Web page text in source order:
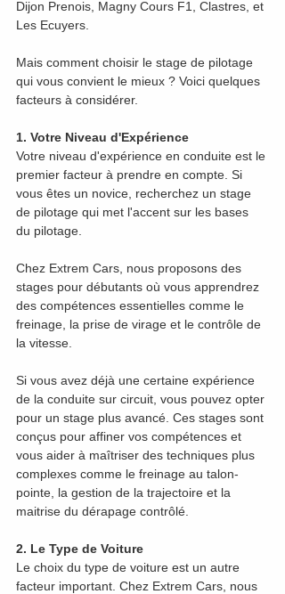
Dijon Prenois, Magny Cours F1, Clastres, et
Les Ecuyers.
Mais comment choisir le stage de pilotage
qui vous convient le mieux ? Voici quelques
facteurs à considérer.
1. Votre Niveau d'Expérience
Votre niveau d'expérience en conduite est le
premier facteur à prendre en compte. Si
vous êtes un novice, recherchez un stage
de pilotage qui met l'accent sur les bases
du pilotage.
Chez Extrem Cars, nous proposons des
stages pour débutants où vous apprendrez
des compétences essentielles comme le
freinage, la prise de virage et le contrôle de
la vitesse.
Si vous avez déjà une certaine expérience
de la conduite sur circuit, vous pouvez opter
pour un stage plus avancé. Ces stages sont
conçus pour affiner vos compétences et
vous aider à maîtriser des techniques plus
complexes comme le freinage au talon-
pointe, la gestion de la trajectoire et la
maitrise du dérapage contrôlé.
2. Le Type de Voiture
Le choix du type de voiture est un autre
facteur important. Chez Extrem Cars, nous